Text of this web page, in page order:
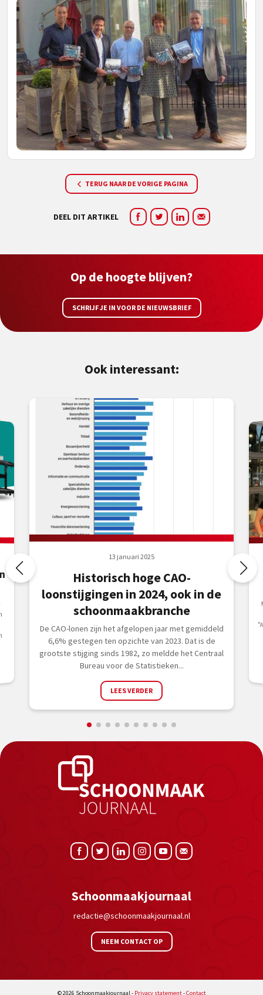
TERUG NAAR DE VORIGE PAGINA
DEEL DIT ARTIKEL
Op de hoogte blijven?
SCHRIJF JE IN VOOR DE NIEUWSBRIEF
Ook interessant:
13 januari 2025
Historisch hoge CAO-
loonstijgingen in 2024, ook in de
schoonmaakbranche
De CAO-lonen zijn het afgelopen jaar met gemiddeld
6,6% gestegen ten opzichte van 2023. Dat is de
grootste stijging sinds 1982, zo meldde het Centraal
Bureau voor de Statistieken...
LEES VERDER
Schoonmaakjournaal
redactie@schoonmaakjournaal.nl
NEEM CONTACT OP
© 2026 Schoonmaakjournaal - Privacy statement-Contact